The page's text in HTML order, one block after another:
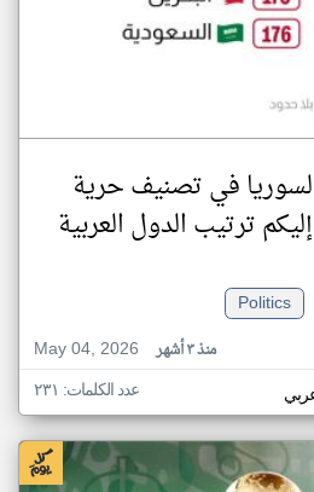
لسوريا في تصنيف حرية
ترتيب الدول العربية
Politics
May 04, 2026
منذ ٣ أشهر
عدد الكلمات: ٢٣١